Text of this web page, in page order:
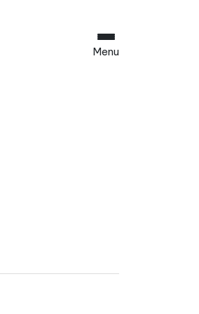
Menu